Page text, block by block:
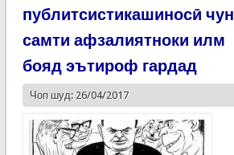
публитсистикашиносӣ чун
самти афзалиятноки илм
бояд эътироф гардад
Чоп шуд: 26/04/2017